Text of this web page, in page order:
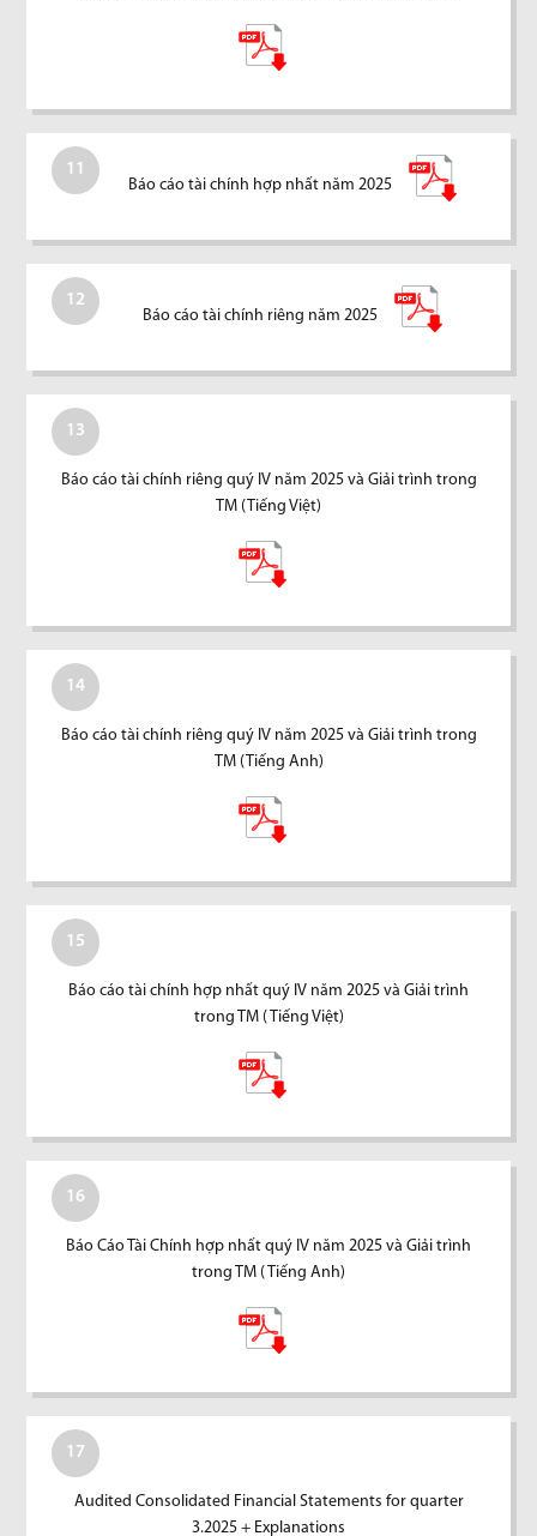
11
Báo cáo tài chính hợp nhất năm 2025
12
Báo cáo tài chính riêng năm 2025
13
Báo cáo tài chính riêng quý IV năm 2025 và Giải trình trong
TM (Tiếng Việt)
14
Báo cáo tài chính riêng quý IV năm 2025 và Giải trình trong
TM (Tiếng Anh)
15
Báo cáo tài chính hợp nhất quý IV năm 2025 và Giải trình
trong TM ( Tiếng Việt)
16
Báo Cáo Tài Chính hợp nhất quý IV năm 2025 và Giải trình
trong TM ( Tiếng Anh)
17
Audited Consolidated Financial Statements for quarter
3.2025 + Explanations